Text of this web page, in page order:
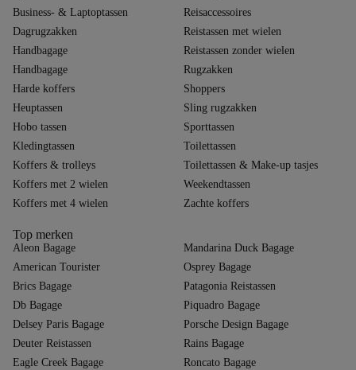
Business- & Laptoptassen
Dagrugzakken
Handbagage
Handbagage
Harde koffers
Heuptassen
Hobo tassen
Kledingtassen
Koffers & trolleys
Koffers met 2 wielen
Koffers met 4 wielen
Reisaccessoires
Reistassen met wielen
Reistassen zonder wielen
Rugzakken
Shoppers
Sling rugzakken
Sporttassen
Toilettassen
Toilettassen & Make-up tasjes
Weekendtassen
Zachte koffers
Top merken
Aleon Bagage
American Tourister
Brics Bagage
Db Bagage
Delsey Paris Bagage
Deuter Reistassen
Eagle Creek Bagage
Mandarina Duck Bagage
Osprey Bagage
Patagonia Reistassen
Piquadro Bagage
Porsche Design Bagage
Rains Bagage
Roncato Bagage